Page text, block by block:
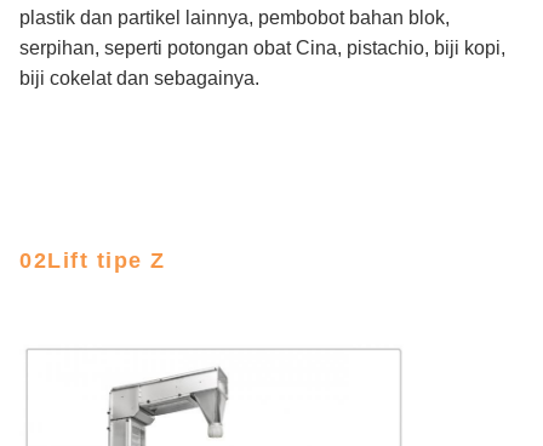
plastik dan partikel lainnya, pembobot bahan blok,
serpihan, seperti potongan obat Cina, pistachio, biji kopi,
biji cokelat dan sebagainya.
02Lift tipe Z